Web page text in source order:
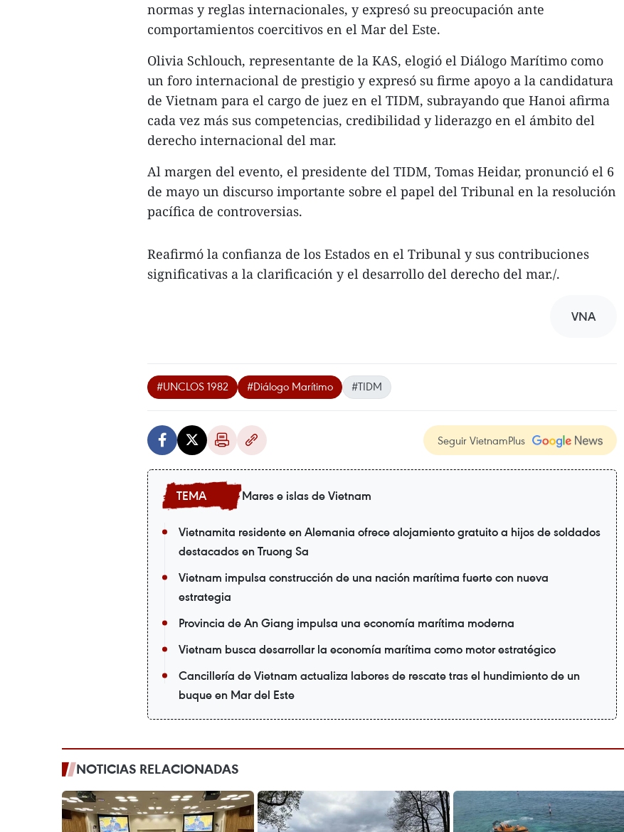
normas y reglas internacionales, y expresó su preocupación ante
comportamientos coercitivos en el Mar del Este.
Olivia Schlouch, representante de la KAS, elogió el Diálogo Marítimo como
un foro internacional de prestigio y expresó su firme apoyo a la candidatura
de Vietnam para el cargo de juez en el TIDM, subrayando que Hanoi afirma
cada vez más sus competencias, credibilidad y liderazgo en el ámbito del
derecho internacional del mar.
Al margen del evento, el presidente del TIDM, Tomas Heidar, pronunció el 6
de mayo un discurso importante sobre el papel del Tribunal en la resolución
pacífica de controversias.
Reafirmó la confianza de los Estados en el Tribunal y sus contribuciones
significativas a la clarificación y el desarrollo del derecho del mar./.
VNA
#UNCLOS 1982 #Diálogo Marítimo #TIDM
Seguir VietnamPlus
Mares e islas de Vietnam
Vietnamita residente en Alemania ofrece alojamiento gratuito a hijos de soldados
destacados en Truong Sa
Vietnam impulsa construcción de una nación marítima fuerte con nueva
estrategia
Provincia de An Giang impulsa una economía marítima moderna
Vietnam busca desarrollar la economía marítima como motor estratégico
Cancillería de Vietnam actualiza labores de rescate tras el hundimiento de un
buque en Mar del Este
NOTICIAS RELACIONADAS